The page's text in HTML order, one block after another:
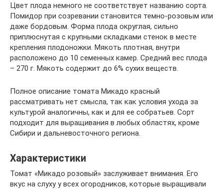
Цвет плода немного не соответствует названию сорта.
Помидор при созревании становится темно-розовым или
даже бордовым. Форма плода округлая, сильно
приплюснутая с крупными складками стенок в месте
крепления плодоножки. Мякоть плотная, внутри
расположено до 10 семенных камер. Средний вес плода
– 270 г. Мякоть содержит до 6% сухих веществ.
Полное описание томата Микадо красный
рассматривать нет смысла, так как условия ухода за
культурой аналогичны, как и для ее собратьев. Сорт
подходит для выращивания в любых областях, кроме
Сибири и дальневосточного региона.
Характеристики
Томат «Микадо розовый» заслуживает внимания. Его
вкус на слуху у всех огородников, которые выращивали